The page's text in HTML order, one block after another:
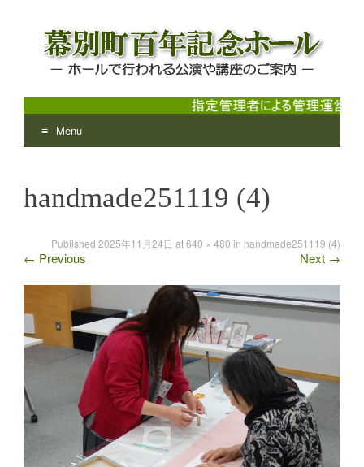
幕別町百年記念ホール
ホールで行われる公演や講座のご案内
Menu
content
handmade251119 (4)
Published 2025年11月24日 at640 × 480 in handmade251119 (4)
← Previous Next →